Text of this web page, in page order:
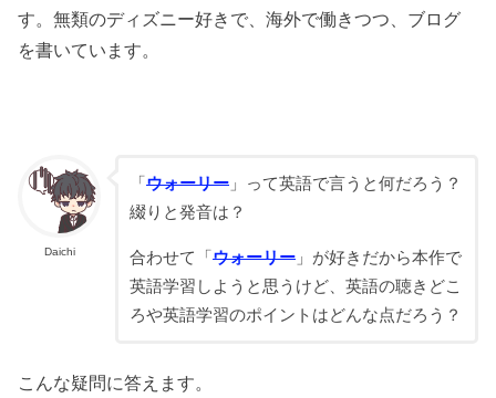
す。無類のディズニー好きで、海外で働きつつ、ブログ
を書いています。
Daichi
「ウォーリー 」って英語で言うと何だろう？
綴りと発音は？
合わせて「ウォーリー 」が好きだから本作で
英語学習しようと思うけど、英語の聴きどこ
ろや英語学習のポイントはどんな点だろう？
こんな疑問に答えます。